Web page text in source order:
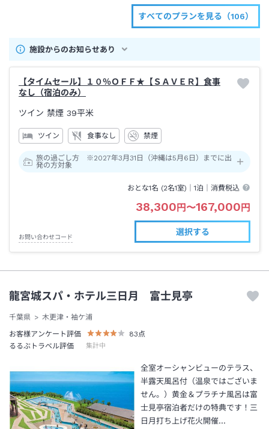
すべてのプランを見る（106）
施設からのお知らせあり
【タイムセール】１０％ＯＦＦ★【ＳＡＶＥＲ】食事
なし（宿泊のみ）
ツイン 禁煙 39平米
ツイン 食事なし 禁煙
旅の過ごし方 ※2027年3月31日（沖縄は5月6日）までに出
発の方対象
おとな1名 (2名1室)｜1泊 ｜消費税込
38,300 円 〜167,000 円
お問い合わせコード
選択する
龍宮城スパ・ホテル三日月 富士見亭
千葉県
木更津・袖ケ浦
お客様アンケート評価
83 点
るるぶトラベル評価
集計中
全室オーシャンビューのテラス、
半露天風呂付（温泉ではございま
せん。）黄金＆プラチナ風呂は富
士見亭宿泊者だけの特典です！三
日月打ち上げ花火開催…